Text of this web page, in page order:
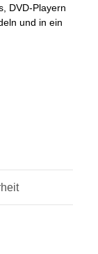
DVD-Playern
und in ein